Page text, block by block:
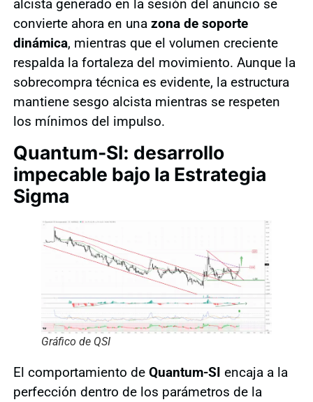
alcista generado en la sesión del anuncio se
convierte ahora en una zona de soporte
dinámica, mientras que el volumen creciente
respalda la fortaleza del movimiento. Aunque la
sobrecompra técnica es evidente, la estructura
mantiene sesgo alcista mientras se respeten
los mínimos del impulso.
Quantum-SI: desarrollo
impecable bajo la Estrategia
Sigma
Gráfico de QSI
El comportamiento de Quantum-SI encaja a la
perfección dentro de los parámetros de la